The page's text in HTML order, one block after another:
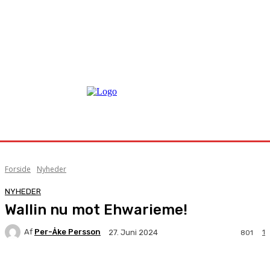
Forside Nyheder
NYHEDER
Wallin nu mot Ehwarieme!
Af Per-Åke Persson 27. Juni 2024 1
801